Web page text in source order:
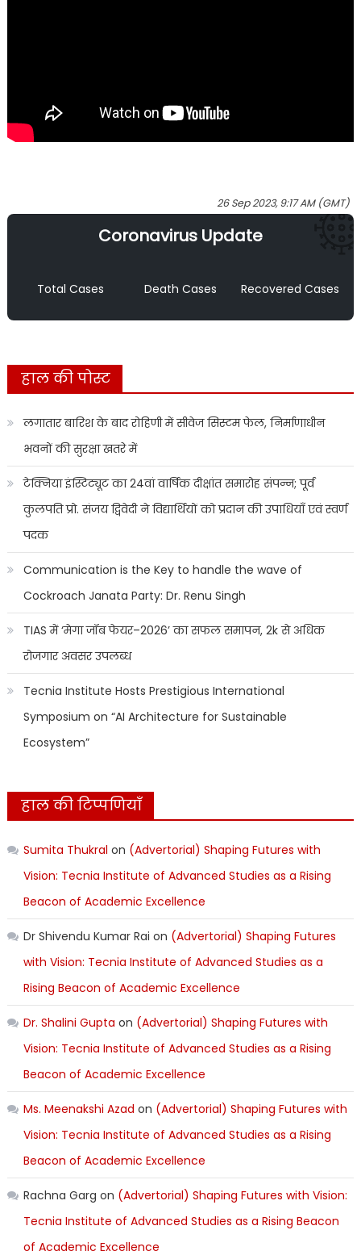
26 Sep 2023, 9:17 AM (GMT)
Coronavirus Update
Total Cases Death Cases Recovered Cases
हाल की पोस्ट
लगातार बारिश के बाद रोहिणी में सीवेज सिस्टम फेल, निर्माणाधीन
भवनों की सुरक्षा खतरे में
टेक्निया इंस्टिट्यूट का 24वां वार्षिक दीक्षांत समारोह संपन्न; पूर्व
कुलपति प्रो. संजय द्विवेदी ने विद्यार्थियों को प्रदान की उपाधियाँ एवं स्वर्ण
पदक
Communication is the Key to handle the wave of
Cockroach Janata Party: Dr. Renu Singh
TIAS में ‘मेगा जॉब फेयर–2026’ का सफल समापन, 2k से अधिक
रोजगार अवसर उपलब्ध
Tecnia Institute Hosts Prestigious International
Symposium on “AI Architecture for Sustainable
Ecosystem”
हाल की टिप्पणियाँ
Sumita Thukral on (Advertorial) Shaping Futures with
Vision: Tecnia Institute of Advanced Studies as a Rising
Beacon of Academic Excellence
Dr Shivendu Kumar Rai on (Advertorial) Shaping Futures
with Vision: Tecnia Institute of Advanced Studies as a
Rising Beacon of Academic Excellence
Dr. Shalini Gupta on (Advertorial) Shaping Futures with
Vision: Tecnia Institute of Advanced Studies as a Rising
Beacon of Academic Excellence
Ms. Meenakshi Azad on (Advertorial) Shaping Futures with
Vision: Tecnia Institute of Advanced Studies as a Rising
Beacon of Academic Excellence
Rachna Garg on (Advertorial) Shaping Futures with Vision:
Tecnia Institute of Advanced Studies as a Rising Beacon
of Academic Excellence